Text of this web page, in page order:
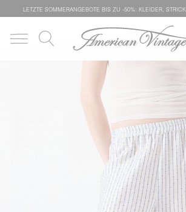
LETZTE SOMMERANGEBOTE BIS ZU -50%: KLEIDER,